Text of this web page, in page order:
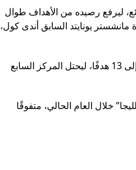
ليرفع رصيده من الأهداف طوال
إلى 187، ليعادل بذلك رقم أسطورة مانشستر يونايتد السابق أندى كول،
ورفع محمد صلاح رصيده من الأهداف في مسابقة الدوري الإنجليزي الممتاز “البريميرليج” خلال عام 2025 إلى 13 هدفًا، ليحتل المركز السابع
“الليجا” خلال العام الحالي، متفوقًا